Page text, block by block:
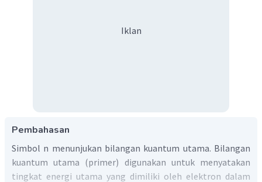
Iklan
Pembahasan
Simbol n menunjukan bilangan kuantum utama. Bilangan
kuantum utama (primer) digunakan untuk menyatakan
tingkat energi utama yang dimiliki oleh elektron dalam